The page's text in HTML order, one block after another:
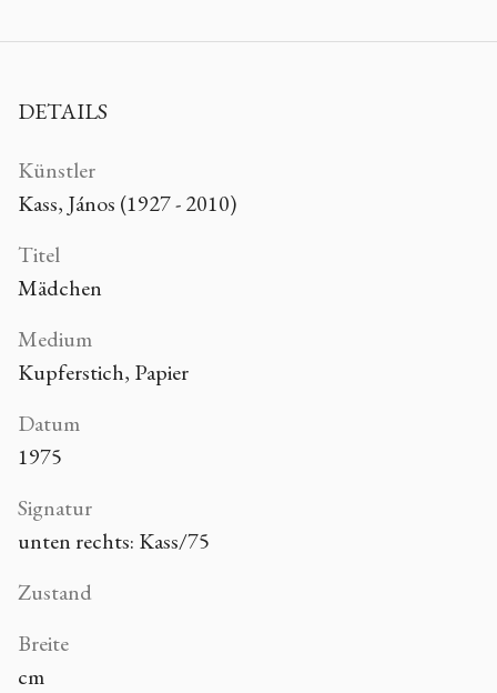
DETAILS
Künstler
Kass, János (1927 - 2010)
Titel
Mädchen
Medium
Kupferstich, Papier
Datum
1975
Signatur
unten rechts: Kass/75
Zustand
Breite
cm